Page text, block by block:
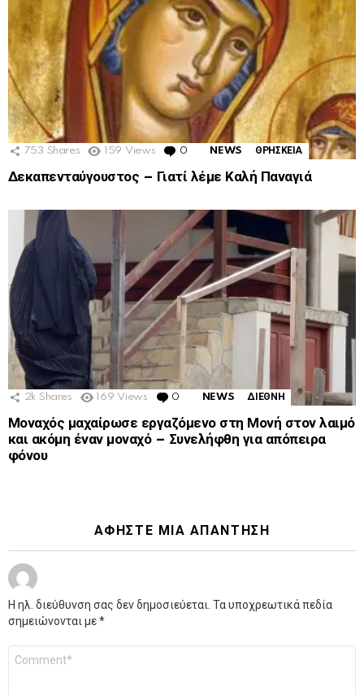
753 Shares 159 Views 0 Comments
NEWS ΘΡΗΣΚΕΙΑ
Δεκαπενταύγουστος – Γιατί λέμε Καλή Παναγιά
2k Shares 169 Views 0 Comments
NEWS ΔΙΕΘΝΗ
Μοναχός μαχαίρωσε εργαζόμενο στη Μονή στον λαιμό
και ακόμη έναν μοναχό – Συνελήφθη για απόπειρα
φόνου
ΑΦΉΣΤΕ ΜΙΑ ΑΠΆΝΤΗΣΗ
Η ηλ. διεύθυνση σας δεν δημοσιεύεται. Τα υποχρεωτικά πεδία
σημειώνονται με*